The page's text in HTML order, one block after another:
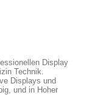
Display
Technik.
Displays und
und in Hoher